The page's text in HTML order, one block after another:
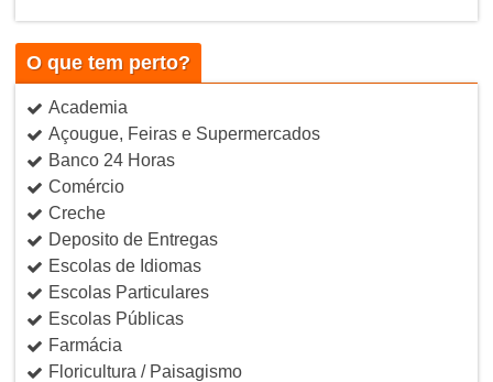
O que tem perto?
Academia
Açougue, Feiras e Supermercados
Banco 24 Horas
Comércio
Creche
Deposito de Entregas
Escolas de Idiomas
Escolas Particulares
Escolas Públicas
Farmácia
Floricultura / Paisagismo